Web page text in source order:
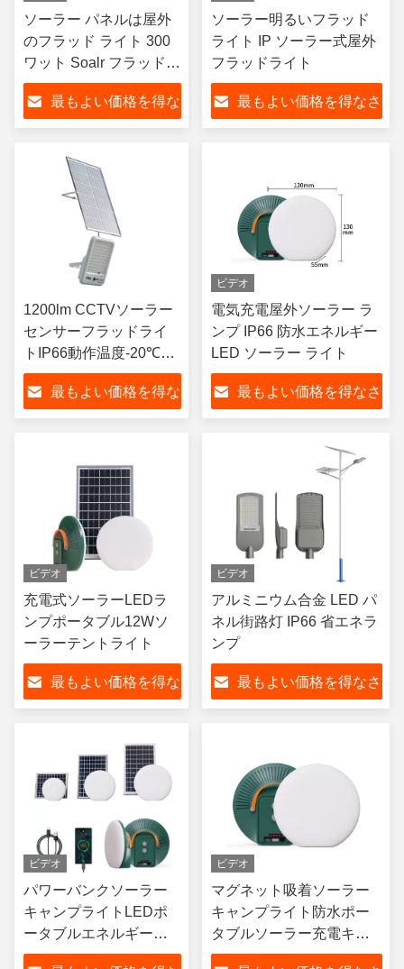
ソーラー パネルは屋外
のフラッド ライト 300
ワット Soalr フラッド
ランプを導きました
最もよい価格を得な
ソーラー明るいフラッド
ライト IP ソーラー式屋外
フラッドライト
最もよい価格を得なさ
1200lm CCTVソーラー
センサーフラッドライ
トIP66動作温度-20℃〜
50℃
最もよい価格を得な
ビデオ
電気充電屋外ソーラー ラ
ンプ IP66 防水エネルギー
LED ソーラー ライト
最もよい価格を得なさ
ビデオ
充電式ソーラーLEDラ
ンプポータブル12Wソ
ーラーテントライト
最もよい価格を得な
ビデオ
アルミニウム合金 LED パ
ネル街路灯 IP66 省エネラ
ンプ
最もよい価格を得なさ
ビデオ
パワーバンクソーラー
キャンプライトLEDポ
ータブルエネルギーソ
ーラー充電式ランタン
ビデオ
マグネット吸着ソーラー
キャンプライト防水ポー
タブルソーラー充電キャ
ンプライト